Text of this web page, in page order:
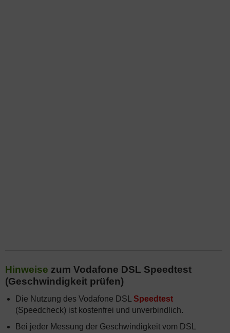
Hinweise zum Vodafone DSL Speedtest
(Geschwindigkeit prüfen)
Die Nutzung des Vodafone DSL Speedtest
(Speedcheck) ist kostenfrei und unverbindlich.
Bei jeder Messung der Geschwindigkeit vom DSL